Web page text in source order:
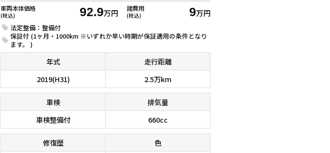
車両本体価格
(税込) 92.9万円 諸費用
(税込) 9万円
法定整備：整備付
保証付 (1ヶ月・1000km ※いずれか早い時期が保証適用の条件となり
ます。 )
年式
2019(H31)
走行距離
2.5万km
車検
車検整備付
排気量
660cc
修復歴
色